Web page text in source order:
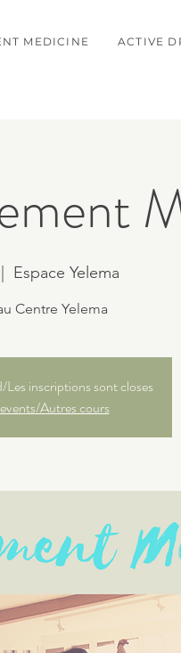
MEDICINE ACTIVE
Espace Yelema
Centre Yelema
Les inscriptions sont closes
Autres cours